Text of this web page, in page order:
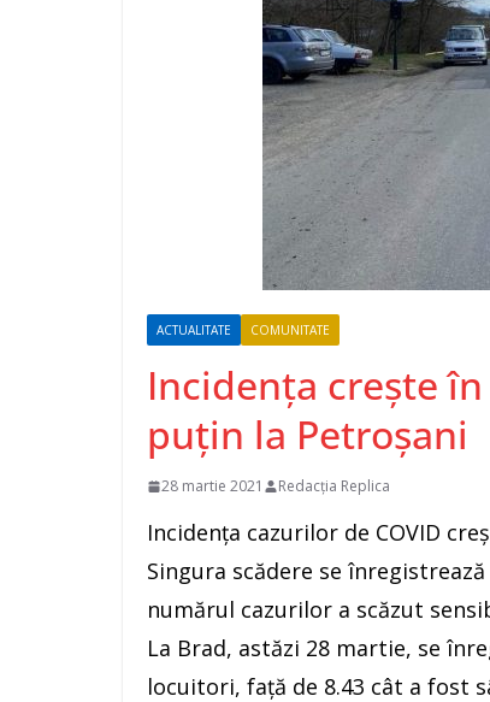
ACTUALITATE COMUNITATE
Incidența crește
puțin la Petroșani
28 martie 2021 Redacția Replica
Incidența cazurilor de COVID
Singura scădere se
numărul cazurilor a scăzut
La Brad, astăzi 28 martie, se
locuitori, față de 8.43 cât a fost